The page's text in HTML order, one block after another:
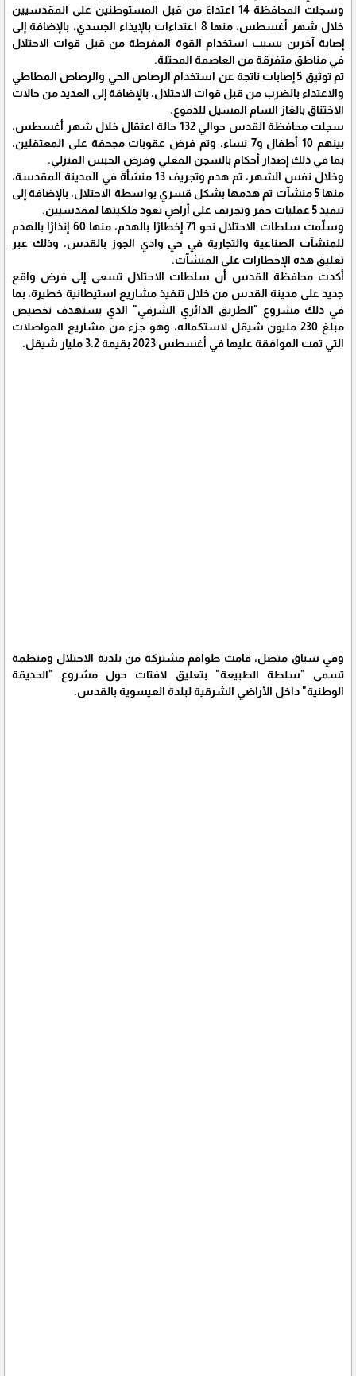
وسجلت المحافظة 14 اعتداءً من قبل المستوطنين على المقدسيين
خلال شهر أغسطس، منها 8 اعتداءات بالإيذاء الجسدي، بالإضافة إلى
إصابة آخرين بسبب استخدام القوة المفرطة من قبل قوات الاحتلال
في مناطق متفرقة من العاصمة المحتلة.
تم توثيق 5 إصابات ناتجة عن استخدام الرصاص الحي والرصاص المطاطي
والاعتداء بالضرب من قبل قوات الاحتلال، بالإضافة إلى العديد من حالات
الاختناق بالغاز السام المسيل للدموع.
سجلت محافظة القدس حوالي 132 حالة اعتقال خلال شهر أغسطس،
بينهم 10 أطفال و7 نساء، وتم فرض عقوبات مجحفة على المعتقلين،
بما في ذلك إصدار أحكام بالسجن الفعلي وفرض الحبس المنزلي.
وخلال نفس الشهر، تم هدم وتجريف 13 منشأة في المدينة المقدسة،
منها 5 منشآت تم هدمها بشكل قسري بواسطة الاحتلال، بالإضافة إلى
تنفيذ 5 عمليات حفر وتجريف على أراضٍ تعود ملكيتها لمقدسيين.
وسلّمت سلطات الاحتلال نحو 71 إخطارًا بالهدم، منها 60 إنذارًا بالهدم
للمنشآت الصناعية والتجارية في حي وادي الجوز بالقدس، وذلك عبر
تعليق هذه الإخطارات على المنشآت.
أكدت محافظة القدس أن سلطات الاحتلال تسعى إلى فرض واقع
جديد على مدينة القدس من خلال تنفيذ مشاريع استيطانية خطيرة، بما
في ذلك مشروع "الطريق الدائري الشرقي" الذي يستهدف تخصيص
مبلغ 230 مليون شيقل لاستكماله، وهو جزء من مشاريع المواصلات
التي تمت الموافقة عليها في أغسطس 2023 بقيمة 3.2 مليار شيقل.
وفي سياق متصل، قامت طواقم مشتركة من بلدية الاحتلال ومنظمة
تسمى "سلطة الطبيعة" بتعليق لافتات حول مشروع "الحديقة
الوطنية" داخل الأراضي الشرقية لبلدة العيسوية بالقدس.